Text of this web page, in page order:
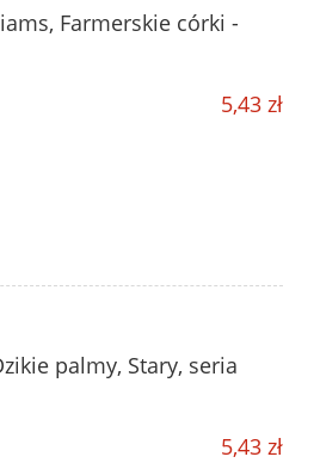
Farmerskie córki -
5,43 zł
palmy, Stary, seria
5,43 zł